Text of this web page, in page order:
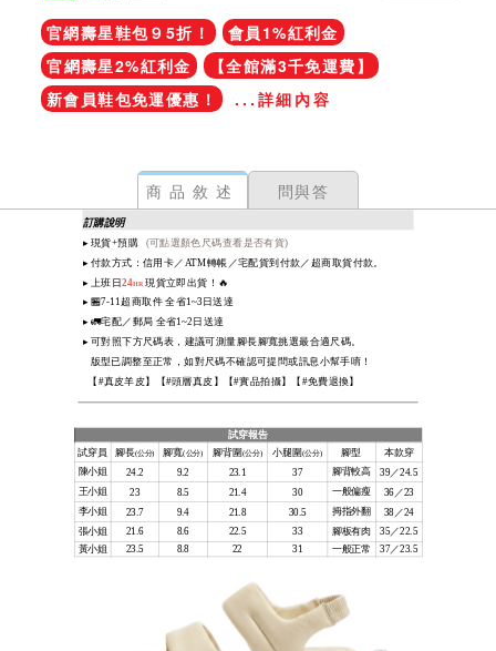
官網壽星鞋包９5折！
會員1%紅利金
官網壽星2%紅利金
【全館滿3千免運費】
新會員鞋包免運優惠！
...詳細內容
商品敘述 問與答